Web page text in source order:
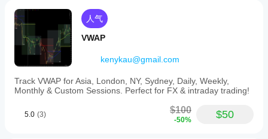
价。
已经
试过
了？
抢先
告诉
其他
人！
该指标
进行技
术分
析。
持来自
Store
的指
标?
自定义指
标仅在
cTrader
Windows
上可用。
如
何
测
指
人气
VWAP
kenykau@gmail.com
Track VWAP for Asia, London, NY, Sydney, Daily, Weekly,
Monthly & Custom Sessions. Perfect for FX & intraday trading!
5.0 (3) $100
-50% $50